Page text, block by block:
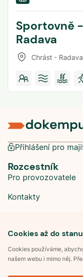
Sportovně
Radava
Chrást -
Cookies až do
Cookies používáme,
našem webu i mimo něj.
Přihlášení pro
Rozcestník
Pro provozovatele
Kontakty